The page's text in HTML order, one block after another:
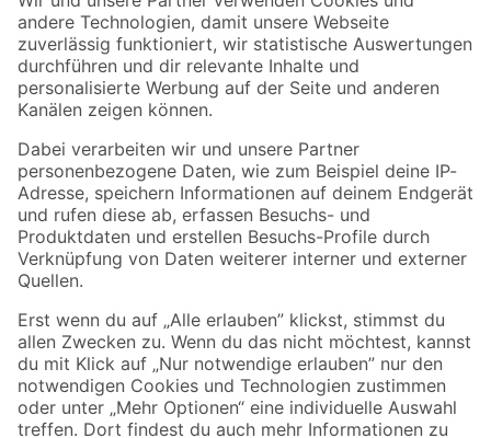
Zur Newsletter Anmeldung
Folge uns
Zahlungsarten Versandarten
Sicher einkaufen
Jetzt die toom-App herunterladen